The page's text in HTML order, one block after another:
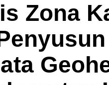
Zona